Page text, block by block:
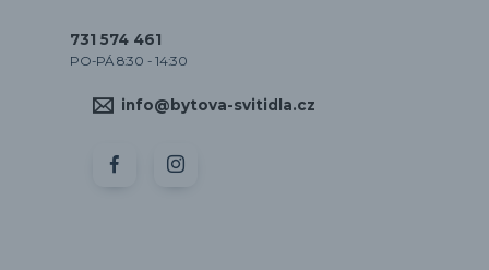
731 574 461
PO-PÁ 8:30 - 14:30
info@bytova-svitidla.cz